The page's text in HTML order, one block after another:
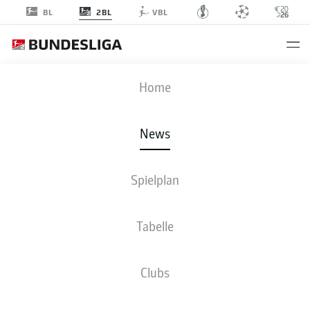
BL 2BL VBL
Home
News
Spielplan
Tabelle
Clubs
Lance Duijvestijn war zuletzt an Fortuna Sittard verliehen